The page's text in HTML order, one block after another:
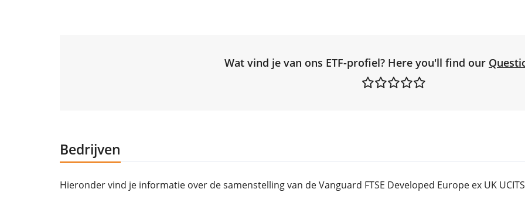
Wat vind je van ons ETF-profiel? Here you'll find our
Bedrijven
Hieronder vind je informatie over de samenstelling van de Vanguard FTSE Developed Europe ex UK